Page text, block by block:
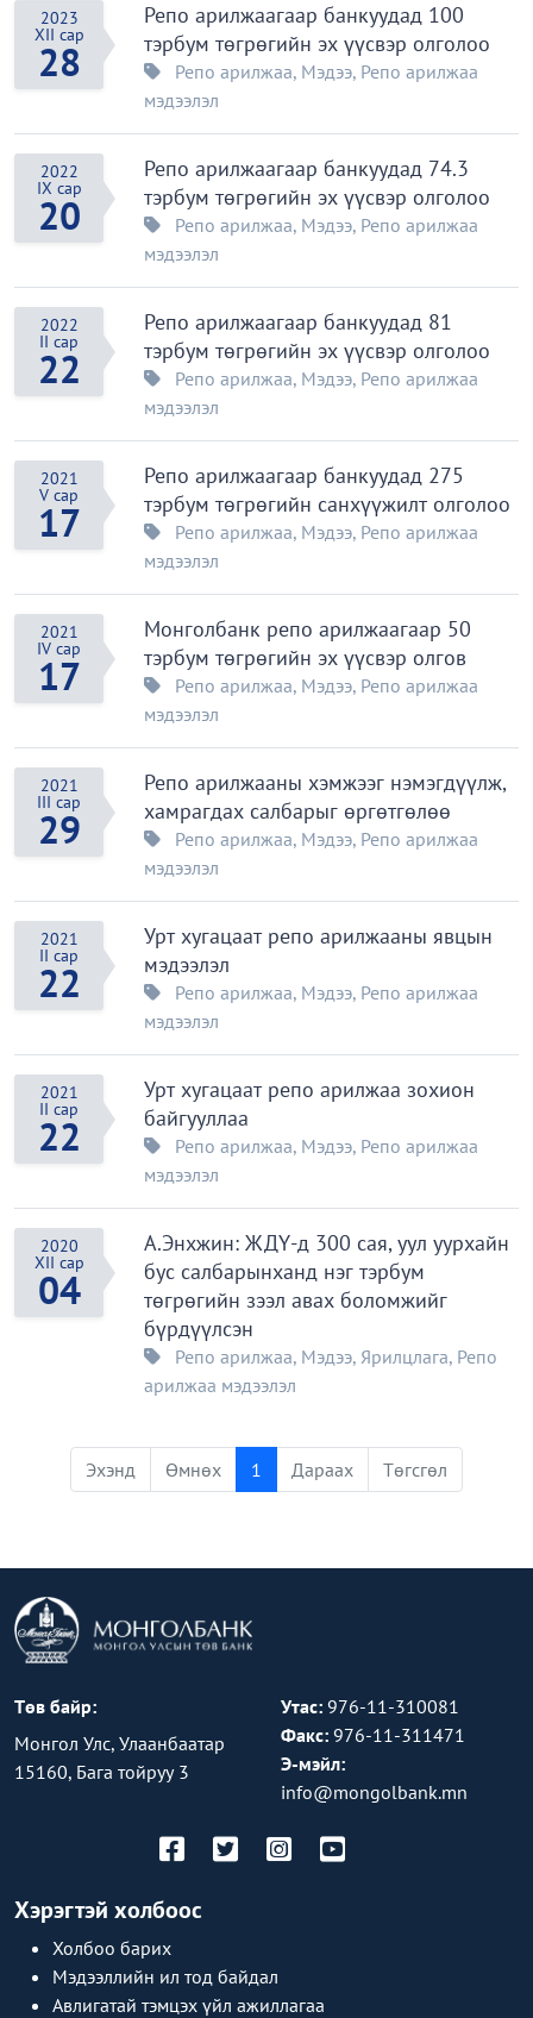
2023
XII сар
28
Репо арилжаагаар банкуудад 100
тэрбум төгрөгийн эх үүсвэр олголоо
Репо арилжаа, Мэдээ, Репо арилжаа
мэдээлэл
2022
IX сар
20
Репо арилжаагаар банкуудад 74.3
тэрбум төгрөгийн эх үүсвэр олголоо
Репо арилжаа, Мэдээ, Репо арилжаа
мэдээлэл
2022
II сар
22
Репо арилжаагаар банкуудад 81
тэрбум төгрөгийн эх үүсвэр олголоо
Репо арилжаа, Мэдээ, Репо арилжаа
мэдээлэл
2021
V сар
17
Репо арилжаагаар банкуудад 275
тэрбум төгрөгийн санхүүжилт олголоо
Репо арилжаа, Мэдээ, Репо арилжаа
мэдээлэл
2021
IV сар
17
Монголбанк репо арилжаагаар 50
тэрбум төгрөгийн эх үүсвэр олгов
Репо арилжаа, Мэдээ, Репо арилжаа
мэдээлэл
2021
III сар
29
Репо арилжааны хэмжээг нэмэгдүүлж,
хамрагдах салбарыг өргөтгөлөө
Репо арилжаа, Мэдээ, Репо арилжаа
мэдээлэл
2021
II сар
22
Урт хугацаат репо арилжааны явцын
мэдээлэл
Репо арилжаа, Мэдээ, Репо арилжаа
мэдээлэл
2021
II сар
22
Урт хугацаат репо арилжаа зохион
байгууллаа
Репо арилжаа, Мэдээ, Репо арилжаа
мэдээлэл
2020
XII сар
04
А.Энхжин: ЖДҮ-д 300 сая, уул уурхайн
бус салбарынханд нэг тэрбум
төгрөгийн зээл авах боломжийг
бүрдүүлсэн
Репо арилжаа, Мэдээ, Ярилцлага, Репо
арилжаа мэдээлэл
Эхэнд Өмнөх 1 Дараах Төгсгөл
Төв байр:
Монгол Улс, Улаанбаатар
15160, Бага тойруу 3
Утас: 976-11-310081
Факс: 976-11-311471
Э-мэйл:
info@mongolbank.mn
Хэрэгтэй холбоос
Холбоо барих
Мэдээллийн ил тод байдал
Авлигатай тэмцэх үйл ажиллагаа